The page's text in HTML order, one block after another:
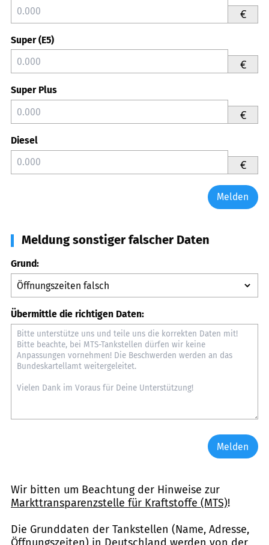
€
Super (E5)
€
Super Plus
€
Diesel
€
Melden
Meldung sonstiger falscher Daten
Grund:
Übermittle die richtigen Daten:
Melden
Wir bitten um Beachtung der Hinweise zur
Markttransparenzstelle für Kraftstoffe (MTS)!
Die Grunddaten der Tankstellen (Name, Adresse,